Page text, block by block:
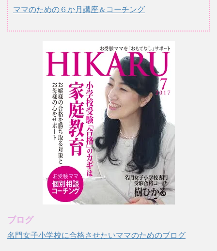
ママのための６か月講座＆コーチング
ブログ
名門女子小学校に合格させたいママのためのブログ